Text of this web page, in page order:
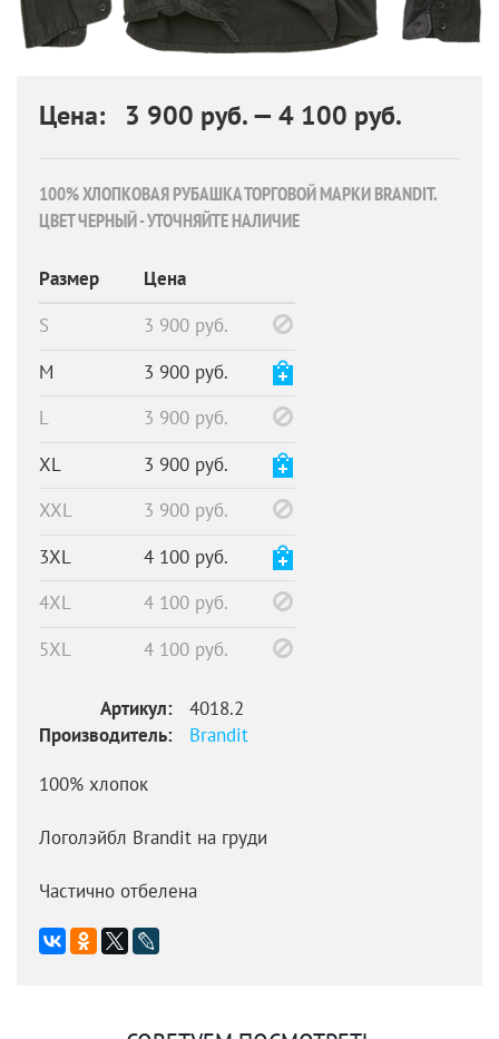
Цена: 3 900 руб. — 4 100 руб.
100% ХЛОПКОВАЯ РУБАШКА ТОРГОВОЙ МАРКИ BRANDIT.
ЦВЕТ ЧЕРНЫЙ - УТОЧНЯЙТЕ НАЛИЧИЕ
Размер Цена
S 3 900 руб.
M 3 900 руб.
L 3 900 руб.
XL 3 900 руб.
XXL 3 900 руб.
3XL 4 100 руб.
4XL 4 100 руб.
5XL 4 100 руб.
Артикул:
4018.2
Производитель:
Brandit
100% хлопок
Логолэйбл Brandit на груди
Частично отбелена